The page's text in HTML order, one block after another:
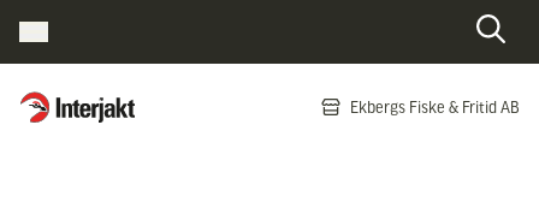
Interjakt SE Ekbergs Fiske & Fritid AB